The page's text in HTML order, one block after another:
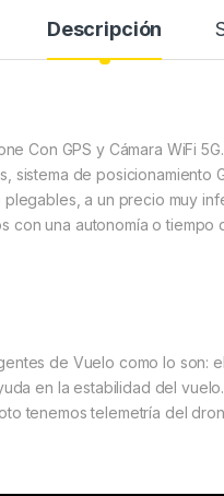
Descripción
Con GPS y Cámara WiFi
sistema de
a un precio muy
con una autonomía o tiempo
de Vuelo como lo
en la estabilidad del
tenemos telemetría del